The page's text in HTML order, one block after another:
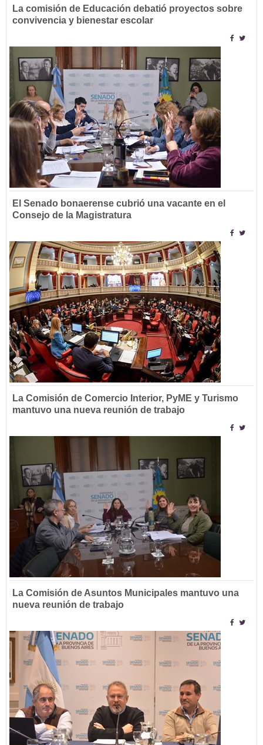
La comisión de Educación debatió proyectos sobre
convivencia y bienestar escolar
El Senado bonaerense cubrió una vacante en el
Consejo de la Magistratura
La Comisión de Comercio Interior, PyME y Turismo
mantuvo una nueva reunión de trabajo
La Comisión de Asuntos Municipales mantuvo una
nueva reunión de trabajo